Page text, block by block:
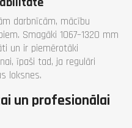
darbnīcām, mācību
Smagāki 1067–1320 mm
un ir piemērotāki
īpaši tad, ja regulāri
loksnes.
un profesionālai